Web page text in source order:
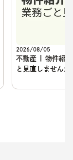
2026/08/05
不動産 | 物件紹介
と見直しません